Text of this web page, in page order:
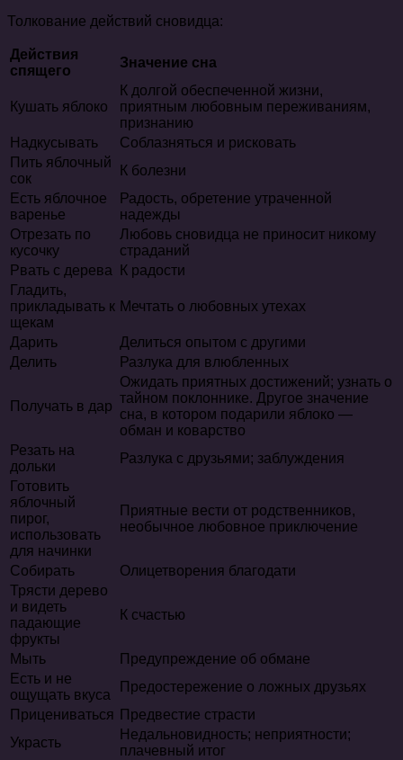
Толкование действий сновидца:
Действия
спящего
Значение сна
Кушать яблоко
К долгой обеспеченной жизни,
приятным любовным переживаниям,
признанию
Надкусывать
Соблазняться и рисковать
Пить яблочный
сок
К болезни
Есть яблочное
варенье
Радость, обретение утраченной
надежды
Отрезать по
кусочку
Любовь сновидца не приносит никому
страданий
Рвать с дерева
К радости
Гладить,
прикладывать к
щекам
Мечтать о любовных утехах
Дарить
Делиться опытом с другими
Делить
Разлука для влюбленных
Получать в дар
Ожидать приятных достижений; узнать о
тайном поклоннике. Другое значение
сна, в котором подарили яблоко —
обман и коварство
Резать на
дольки
Разлука с друзьями; заблуждения
Готовить
яблочный
пирог,
использовать
для начинки
Приятные вести от родственников,
необычное любовное приключение
Собирать
Олицетворения благодати
Трясти дерево
и видеть
падающие
фрукты
К счастью
Мыть
Предупреждение об обмане
Есть и не
ощущать вкуса
Предостережение о ложных друзьях
Прицениваться Предвестие страсти
Украсть
Недальновидность; неприятности;
плачевный итог